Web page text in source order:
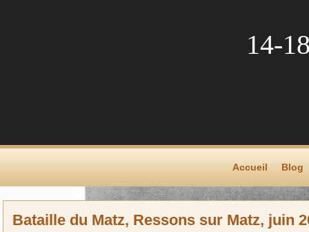
14-
Accueil Blog
Bataille du Matz, Ressons sur Matz, juin